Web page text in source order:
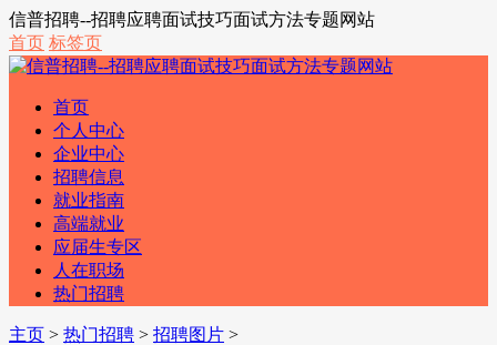
信普招聘--招聘应聘面试技巧面试方法专题网站
首页 标签页
首页
个人中心
企业中心
招聘信息
就业指南
高端就业
应届生专区
人在职场
热门招聘
主页 > 热门招聘 > 招聘图片 >